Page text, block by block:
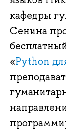
кафедры
Сенина
«Python